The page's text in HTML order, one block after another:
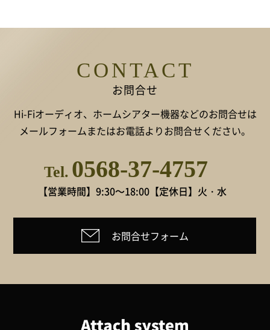
CONTACT
お問合せ
Hi-Fiオーディオ、ホームシアター機器などのお問合せは
メールフォームまたはお電話よりお問合せください。
Tel. 0568-37-4757
【営業時間】9:30～18:00【定休日】火・水
お問合せフォーム